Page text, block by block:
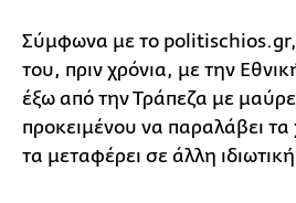
Σύμφωνα με το politischios.gr,
του, πριν χρόνια, με την
έξω από την Τράπεζα με
προκειμένου να παραλάβει
τα μεταφέρει σε άλλη